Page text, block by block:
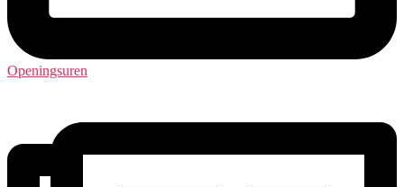
Openingsuren